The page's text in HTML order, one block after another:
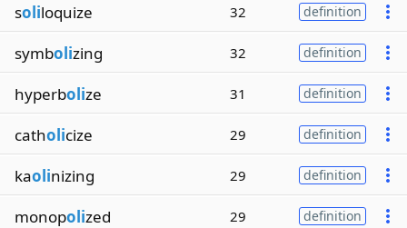
soliloquize 32 definition
symbolizing 32 definition
hyperbolize 31 definition
catholicize 29 definition
kaolinizing 29 definition
monopolized 29 definition